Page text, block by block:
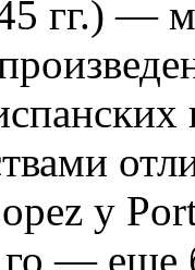
гг.) —
у
— еще